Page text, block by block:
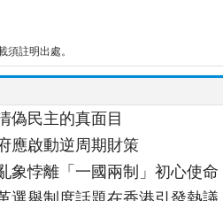
須註明出處。
偽民主的真面目
應啟動逆周期財策
象悖離「一國兩制」初心使命